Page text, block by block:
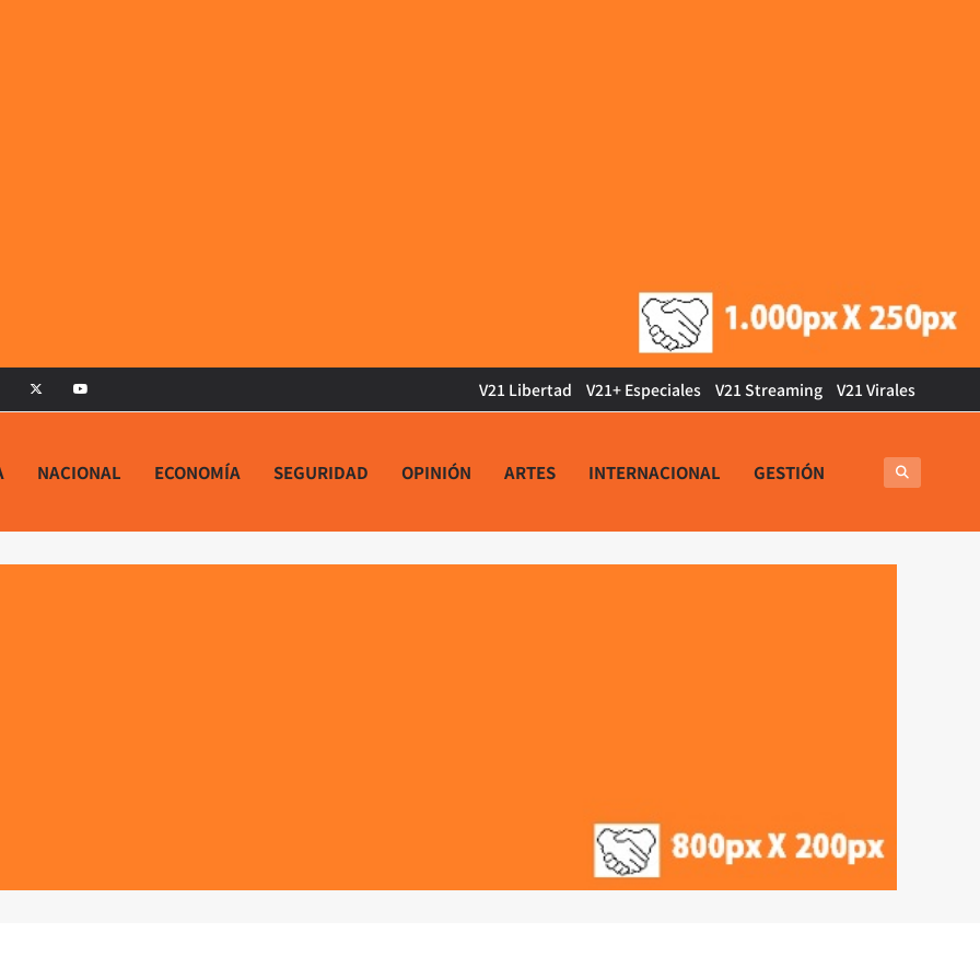
V21 Libertad V21+ Especiales V21 Streaming V21 Virales
NACIONAL ECONOMÍA SEGURIDAD OPINIÓN ARTES INTERNACIONAL GESTIÓN